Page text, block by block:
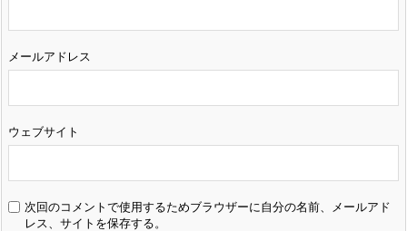
メールアドレス
ウェブサイト
次回のコメントで使用するためブラウザーに自分の名前、メールアド
レス、サイトを保存する。